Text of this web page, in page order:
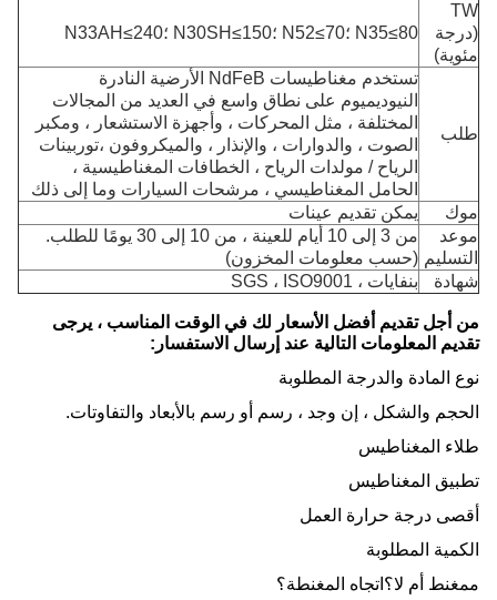
TW
(درجة
مئوية)
N35≤80 ؛N52≤70 ؛N30SH≤150 ؛N33AH≤240
طلب
تستخدم مغناطيسات NdFeB الأرضية النادرة
النيوديميوم على نطاق واسع في العديد من المجالات
المختلفة ، مثل المحركات ، وأجهزة الاستشعار ، ومكبر
الصوت ، والدوارات ، والإنذار ، والميكروفون ، توربينات
الرياح / مولدات الرياح ، الخطافات المغناطيسية ،
الحامل المغناطيسي ، مرشحات السيارات وما إلى ذلك
موك
يمكن تقديم عينات
موعد
التسليم
من 3 إلى 10 أيام للعينة ، من 10 إلى 30 يومًا للطلب.
(حسب معلومات المخزون)
شهادة
بنفايات ، SGS ، ISO9001
من أجل تقديم أفضل الأسعار لك في الوقت المناسب ، يرجى
تقديم المعلومات التالية عند إرسال الاستفسار:
نوع المادة والدرجة المطلوبة
الحجم والشكل ، إن وجد ، رسم أو رسم بالأبعاد والتفاوتات.
طلاء المغناطيس
تطبيق المغناطيس
أقصى درجة حرارة العمل
الكمية المطلوبة
ممغنط أم لا؟اتجاه المغنطة؟